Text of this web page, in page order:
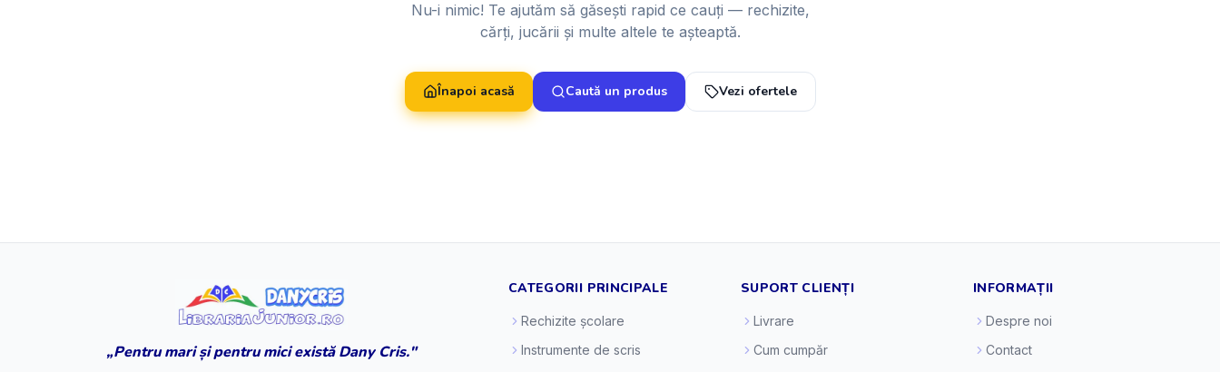
Nu-i nimic! Te ajutăm să găsești rapid ce cauți — rechizite,
cărți, jucării și multe altele te așteaptă.
Înapoi acasă Caută un produs Vezi ofertele
„Pentru mari și pentru mici există Dany Cris."
CATEGORII PRINCIPALE
Rechizite școlare
Instrumente de scris
SUPORT CLIENȚI
Livrare
Cum cumpăr
INFORMAȚII
Despre noi
Contact